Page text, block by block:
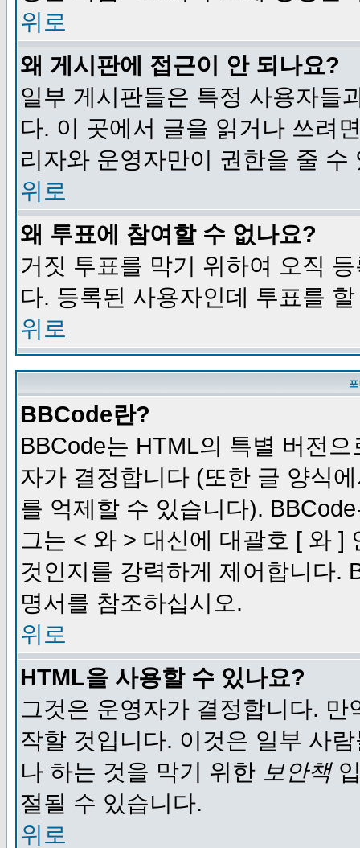
위로
왜 게시판에 접근이 안 되나요?
일부 게시판들은 특정 사용자들
다. 이 곳에서 글을 읽거나 쓰려
리자와 운영자만이 권한을 줄
위로
왜 투표에 참여할 수 없나요?
거짓 투표를 막기 위하여 오직
다. 등록된 사용자인데 투표를
위로
BBCode란?
BBCode는 HTML의 특별 버전
자가 결정합니다 (또한 글 양식
를 억제할 수 있습니다).
그는 < 와 > 대신에 대괄호 [ 와 ]
것인지를 강력하게 제어합니다.
명서를 참조하십시오.
위로
HTML을 사용할 수 있나요?
그것은 운영자가 결정합니다.
작할 것입니다. 이것은 일부 사
나 하는 것을 막기 위한 보안책
절될 수 있습니다.
위로